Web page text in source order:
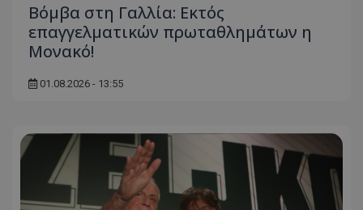
Βόμβα στη Γαλλία: Εκτός
επαγγελματικών πρωταθλημάτων η
Μονακό!
01.08.2026 - 13:55